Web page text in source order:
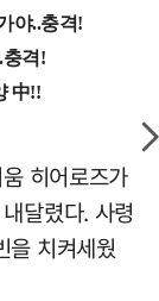
히어로즈가
달렸다. 사령
을 치켜세웠